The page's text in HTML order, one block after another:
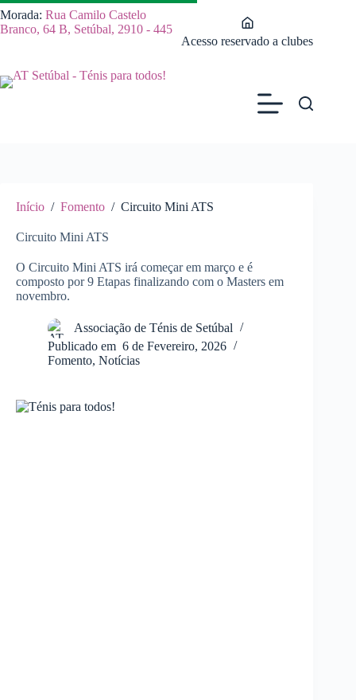
Pular
para
o
Morada: Rua Camilo Castelo
Branco, 64 B, Setúbal, 2910 - 445
Acesso reservado a clubes
Início / Fomento / Circuito Mini ATS
Circuito Mini ATS
O Circuito Mini ATS irá começar em março e é
composto por 9 Etapas finalizando com o Masters em
novembro.
Associação de Ténis de Setúbal
Publicado em 6 de Fevereiro, 2026
Fomento, Notícias